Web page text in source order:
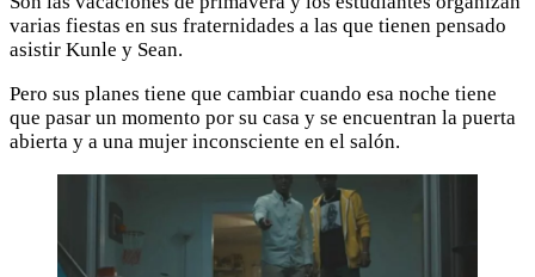
varias fiestas en sus fraternidades a las que tienen pensado
asistir Kunle y Sean.
Pero sus planes tiene que cambiar cuando esa noche tiene
que pasar un momento por su casa y se encuentran la puerta
abierta y a una mujer inconsciente en el salón.